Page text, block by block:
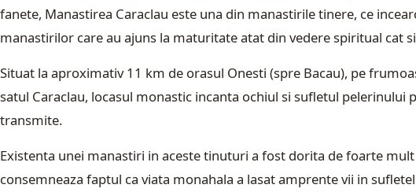
fanete, Manastirea Caraclau este una din manastirile tinere, ce
manastirilor care au ajuns la maturitate atat din vedere spiritual cat
Situat la aproximativ 11 km de orasul Onesti (spre Bacau), pe
satul Caraclau, locasul monastic incanta ochiul si sufletul pelerinului
transmite.
Existenta unei manastiri in aceste tinuturi a fost dorita de foarte
consemneaza faptul ca viata monahala a lasat amprente vii in